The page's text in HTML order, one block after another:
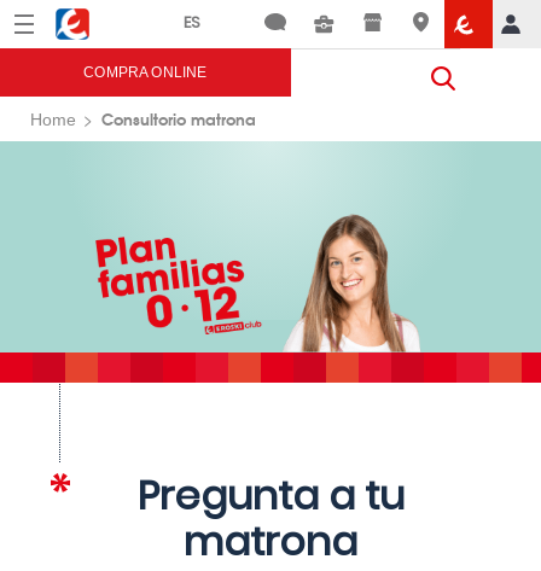
Menú Eroski
COMPRA ONLINE
Home Consultorio matrona
Pregunta a tu
matrona